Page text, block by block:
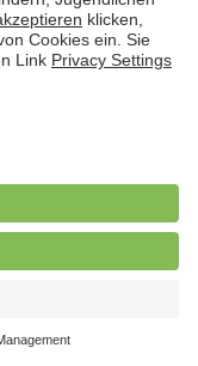
SOS-
Std./Wo.), SOS-